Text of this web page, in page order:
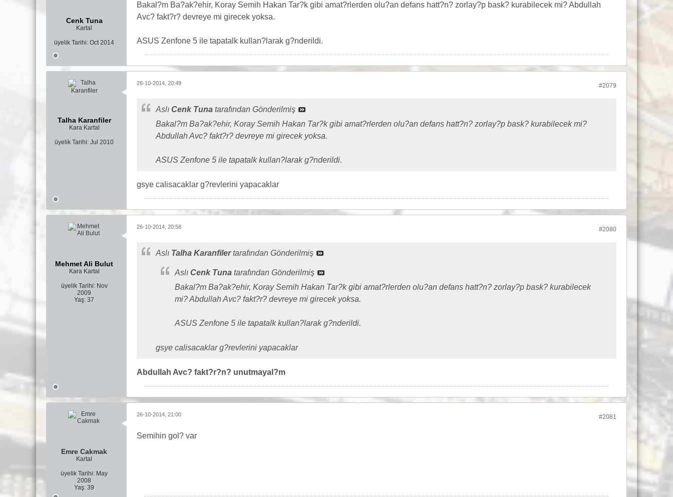
Cenk Tuna
Kartal
üyelik Tarihi: Oct 2014
Bakal?m Ba?ak?ehir, Koray Semih Hakan Tar?k gibi amat?rlerden olu?an defans hatt?n? zorlay?p bask? kurabilecek mi? Abdullah
Avc? fakt?r? devreye mi girecek yoksa.
ASUS Zenfone 5 ile tapatalk kullan?larak g?nderildi.
Talha Karanfiler
Kara Kartal
üyelik Tarihi: Jul 2010
#2079
26-10-2014, 20:49
Aslı Cenk Tuna tarafından Gönderilmiş
Bakal?m Ba?ak?ehir, Koray Semih Hakan Tar?k gibi amat?rlerden olu?an defans hatt?n? zorlay?p bask? kurabilecek mi?
Abdullah Avc? fakt?r? devreye mi girecek yoksa.
ASUS Zenfone 5 ile tapatalk kullan?larak g?nderildi.
gsye calisacaklar g?revlerini yapacaklar
Mehmet Ali Bulut
Kara Kartal
üyelik Tarihi: Nov
2009
Yaş: 37
#2080
26-10-2014, 20:58
Aslı Talha Karanfilertarafından Gönderilmiş
Aslı Cenk Tuna tarafından Gönderilmiş
Bakal?m Ba?ak?ehir, Koray Semih Hakan Tar?k gibi amat?rlerden olu?an defans hatt?n? zorlay?p bask? kurabilecek
mi? Abdullah Avc? fakt?r? devreye mi girecek yoksa.
ASUS Zenfone 5 ile tapatalk kullan?larak g?nderildi.
gsye calisacaklar g?revlerini yapacaklar
Abdullah Avc? fakt?r?n? unutmayal?m
Emre Cakmak
Kartal
üyelik Tarihi: May
2008
Yaş: 39
#2081
26-10-2014, 21:00
Semihin gol? var